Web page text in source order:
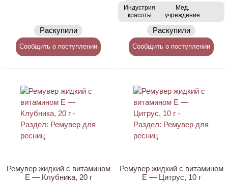
Раскупили
Сообщить о поступлении
Индустрия
красоты
Мед.
учреждение
Раскупили
Сообщить о поступлении
Ремувер жидкий с витамином
E — Клубника, 20 г
Ремувер жидкий с витамином
E — Цитрус, 10 г